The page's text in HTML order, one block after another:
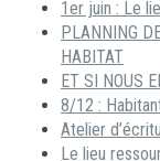
1er juin : Le
PLANNING
HABITAT
ET SI NOUS
8/12 :
Atelier
Le lieu